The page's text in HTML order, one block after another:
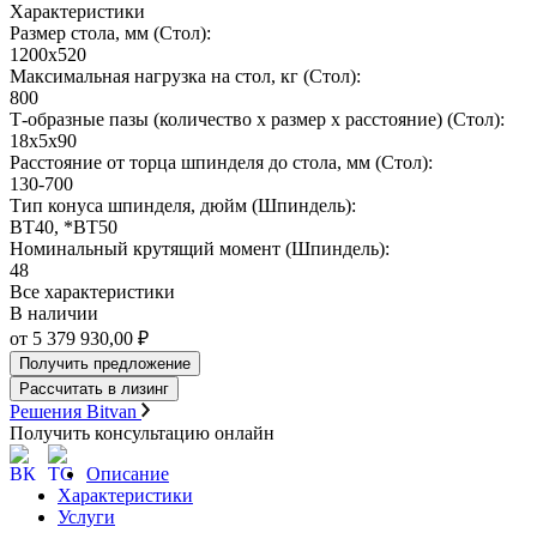
Характеристики
Размер стола, мм (Стол):
1200х520
Максимальная нагрузка на стол, кг (Стол):
800
Т-образные пазы (количество х размер х расстояние) (Стол):
18х5х90
Расстояние от торца шпинделя до стола, мм (Стол):
130-700
Тип конуса шпинделя, дюйм (Шпиндель):
BT40, *BT50
Номинальный крутящий момент (Шпиндель):
48
Все характеристики
В наличии
от 5 379 930,00 ₽
Получить предложение
Рассчитать в лизинг
Решения Bitvan
Получить консультацию онлайн
Описание
Характеристики
Услуги